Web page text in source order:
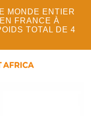
MONDE ENTIER
FRANCE À
TOTAL DE 4